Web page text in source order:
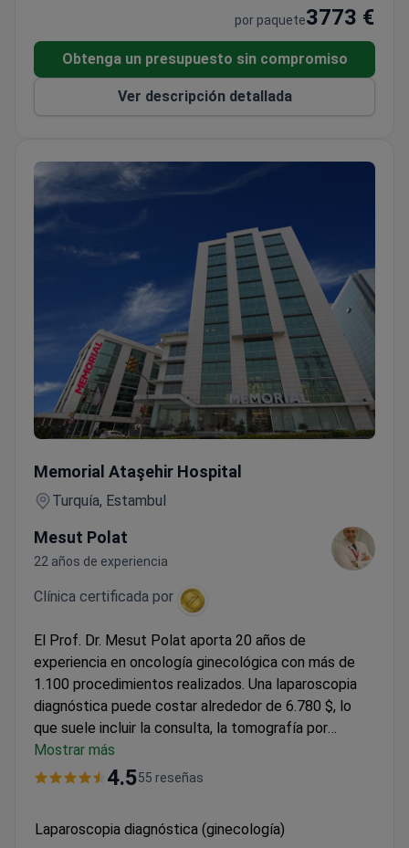
distinción LEED Platinum por su diseño ecológico.
por paquete3773 €
Obtenga un presupuesto sin compromiso
Ver descripción detallada
Memorial Ataşehir Hospital
Turquía, Estambul
Mesut Polat
22 años de experiencia
Clínica certificada por
El Prof. Dr. Mesut Polat aporta 20 años de
experiencia en oncología ginecológica con más de
1.100 procedimientos realizados. Una laparoscopia
diagnóstica puede costar alrededor de 6.780 $, lo
que suele incluir la consulta, la tomografía por
emisión de positrones (PET-CT), el procedimiento, un
día de hospitalización y los traslados. El Hospital
atiende a pacientes de 92 países.
Mostrar más
4.555 reseñas
Laparoscopia diagnóstica (ginecología)